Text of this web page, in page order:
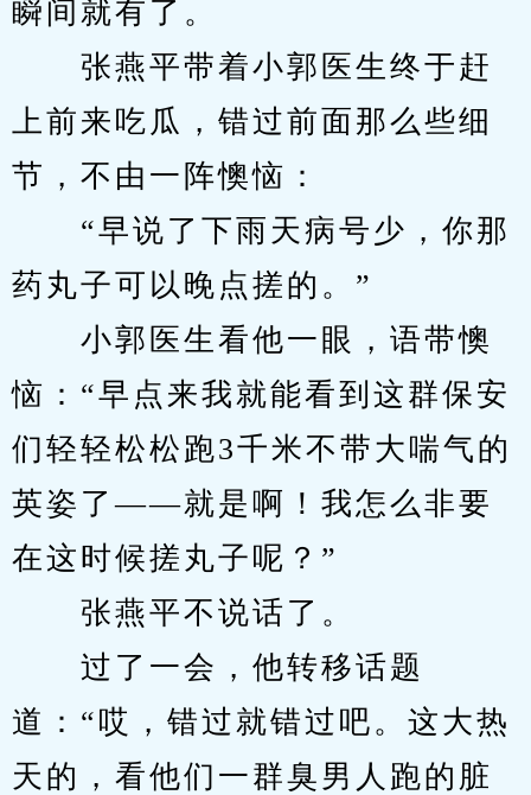
瞬间就有了。
张燕平带着小郭医生终于赶
上前来吃瓜，错过前面那么些细
节，不由一阵懊恼：
“早说了下雨天病号少，你那
药丸子可以晚点搓的。”
小郭医生看他一眼，语带懊
恼：“早点来我就能看到这群保安
们轻轻松松跑3千米不带大喘气的
英姿了——就是啊！我怎么非要
在这时候搓丸子呢？”
张燕平不说话了。
过了一会，他转移话题
道：“哎，错过就错过吧。这大热
天的，看他们一群臭男人跑的脏